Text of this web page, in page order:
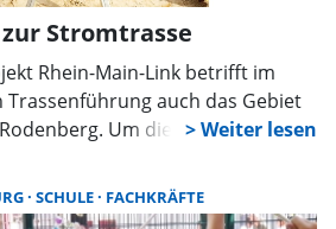
Stromtrasse
Rhein-Main-Link betrifft im
auch das Gebiet
Um die Bürger
Amprion
einer Informationsveranstaltung
SCHULE FACHKRÄFTE